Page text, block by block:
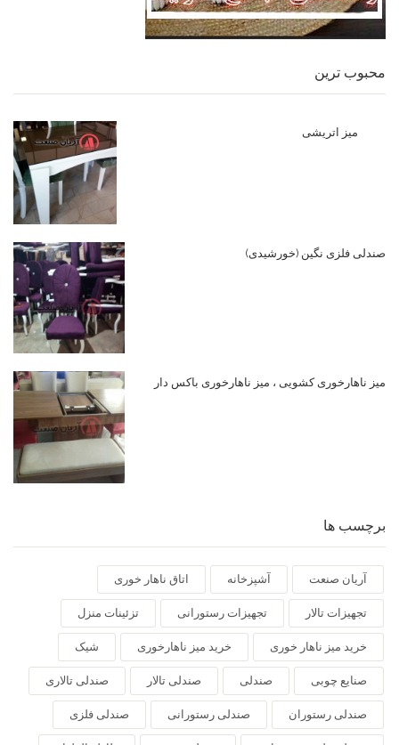
محبوب ترین
میز اتریشی
صندلی فلزی نگین (خورشیدی)
میز ناهارخوری کشویی ، میز ناهارخوری باکس دار
برچسب ها
آریان صنعت آشپزخانه اتاق ناهار خوری
تجهیزات تالار تجهیزات رستورانی تزئینات منزل
خرید میز ناهار خوری خرید میز ناهارخوری شیک
صنایع چوبی صندلی صندلی تالار صندلی تالاری
صندلی رستوران صندلی رستورانی صندلی فلزی